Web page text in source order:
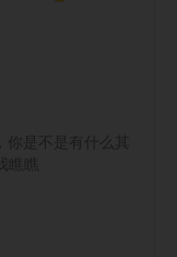
你是不是有什么其
瞧